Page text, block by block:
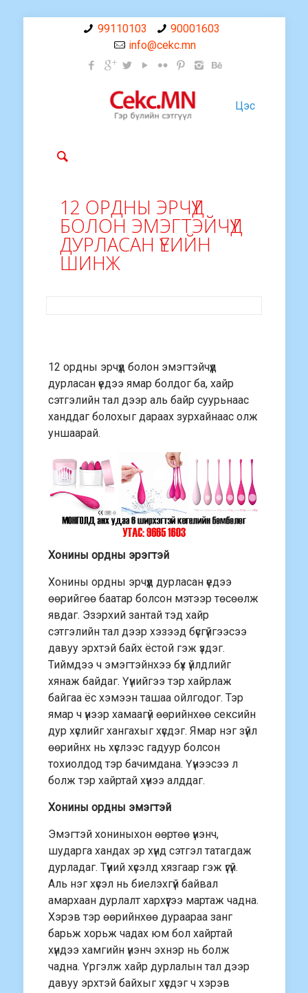
99110103
90001603
info@cekc.mn
Цэс
12 ОРДНЫ ЭРЧҮҮД
БОЛОН ЭМЭГТЭЙЧҮҮД
ДУРЛАСАН ҮЕИЙН
ШИНЖ
12 ордны эрчүүд болон эмэгтэйчүүд
дурласан үедээ ямар болдог ба, хайр
сэтгэлийн тал дээр аль байр суурьнаас
ханддаг болохыг дараах зурхайнаас олж
уншаарай.
Хонины ордны эрэгтэй
Хонины ордны эрчүүд дурласан үедээ
өөрийгөө баатар болсон мэтээр төсөөлж
явдаг. Эзэрхий зантай тэд хайр
сэтгэлийн тал дээр хэзээд бүсгүйгээсээ
давуу эрхтэй байх ёстой гэж үздэг.
Тиймдээ ч эмэгтэйнхээ бүх үйлдлийг
хянаж байдаг. Үүнийгээ тэр хайрлаж
байгаа ёс хэмээн ташаа ойлгодог. Тэр
ямар ч үнээр хамаагүй өөрийнхөө сексийн
дур хүслийг хангахыг хүсдэг. Ямар нэг зүйл
өөрийнх нь хүслээс гадуур болсон
тохиолдод тэр бачимдана. Үүнээсээ л
болж тэр хайртай хүнээ алддаг.
Хонины ордны эмэгтэй
Эмэгтэй хониныхон өөртөө үнэнч,
шударга хандах эр хүнд сэтгэл татагдаж
дурладаг. Түүний хүсэлд хязгаар гэж үгүй.
Аль нэг хүсэл нь биелэхгүй байвал
амархаан дурлалт хархүүгээ мартаж чадна.
Хэрэв тэр өөрийнхөө дураараа занг
барьж хорьж чадах юм бол хайртай
хүндээ хамгийн үнэнч эхнэр нь болж
чадна. Үргэлж хайр дурлалын тал дээр
давуу эрхтэй байхыг хүсдэг ч хэрэв